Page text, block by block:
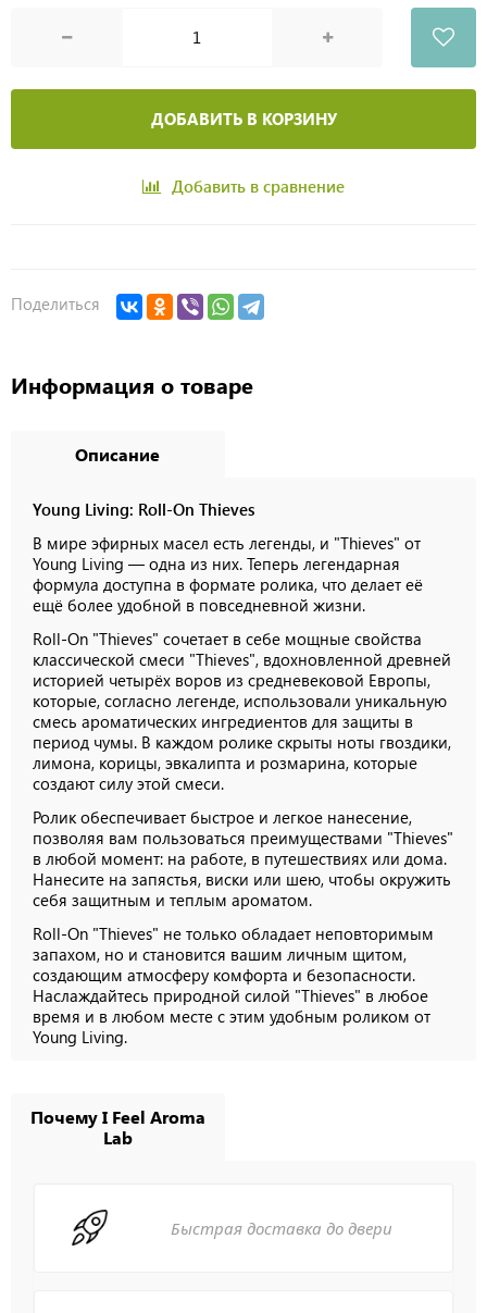
ДОБАВИТЬ В КОРЗИНУ
Добавить в сравнение
Поделиться
Информация о товаре
Описание
Young Living: Roll-On Thieves
В мире эфирных масел есть легенды, и "Thieves" от
Young Living — одна из них. Теперь легендарная
формула доступна в формате ролика, что делает её
ещё более удобной в повседневной жизни.
Roll-On "Thieves" сочетает в себе мощные свойства
классической смеси "Thieves", вдохновленной древней
историей четырёх воров из средневековой Европы,
которые, согласно легенде, использовали уникальную
смесь ароматических ингредиентов для защиты в
период чумы. В каждом ролике скрыты ноты гвоздики,
лимона, корицы, эвкалипта и розмарина, которые
создают силу этой смеси.
Ролик обеспечивает быстрое и легкое нанесение,
позволяя вам пользоваться преимуществами "Thieves"
в любой момент: на работе, в путешествиях или дома.
Нанесите на запястья, виски или шею, чтобы окружить
себя защитным и теплым ароматом.
Roll-On "Thieves" не только обладает неповторимым
запахом, но и становится вашим личным щитом,
создающим атмосферу комфорта и безопасности.
Наслаждайтесь природной силой "Thieves" в любое
время и в любом месте с этим удобным роликом от
Young Living.
Почему I Feel Aroma
Lab
Быстрая доставка до двери